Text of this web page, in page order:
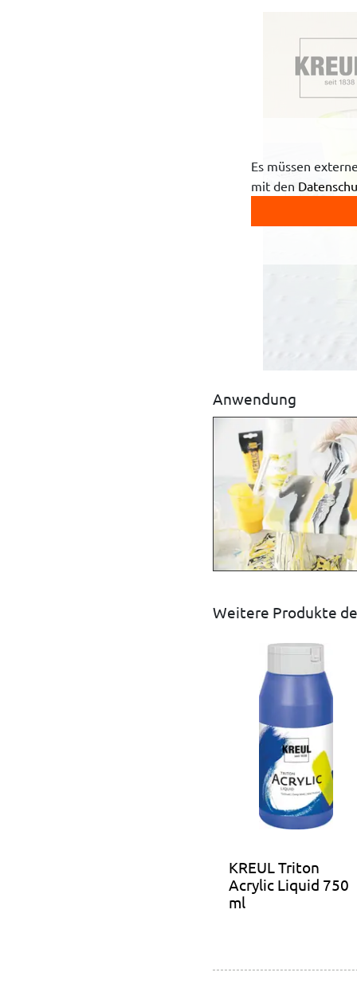
Es müssen
mit den
Anwendung
Weitere Produkte
KREUL Triton
Acrylic Liquid 750
ml